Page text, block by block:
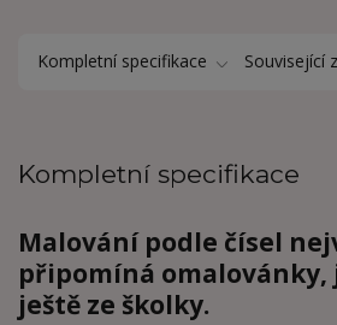
Kompletní specifikace Související
Kompletní specifikace
Malování podle čísel
připomíná omalovánky,
ještě ze školky.